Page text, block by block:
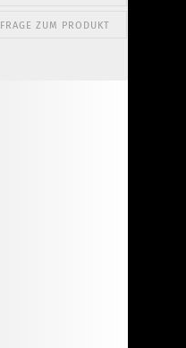
FRAGE ZUM PRODUKT